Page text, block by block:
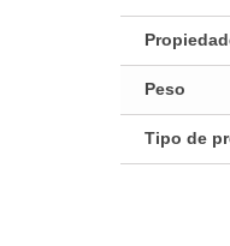
Peso
Tipo de